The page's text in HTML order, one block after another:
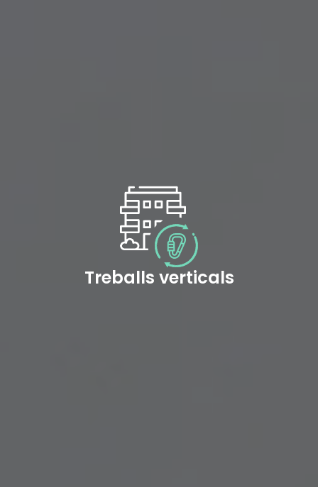
Treballs verticals